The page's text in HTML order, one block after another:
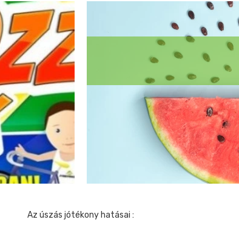
Az úszás jótékony hatásai :